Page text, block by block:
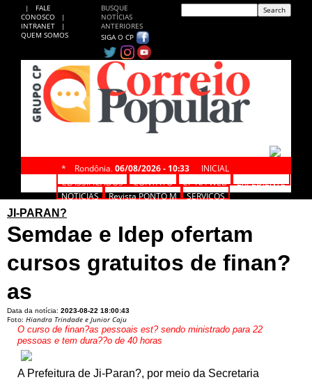
|
FALE
CONOSCO
|
INTRANET
|
QUEM SOMOS
BUSQUE
NOTÍCIAS
ANTERIORES
SIGA O CP
* Rondônia, 06/08/2026 - 10:33
INICIAL
CLASSIFICADOS
CONTATO CP NA WEB
EXPEDIENTE
NOTÍCIAS
Revista PONTO M
SERVIÇOS
JI-PARAN?
Semdae e Idep ofertam
cursos gratuitos de finan?
as
Data da notícia: 2023-08-22 18:00:43
Foto: Hiandra Trindade e Junior Caju
O curso de finan?as pessoais est? sendo ministrado para 22
pessoas e tem dura??o de 40 horas
A Prefeitura de Ji-Paran?, por meio da Secretaria